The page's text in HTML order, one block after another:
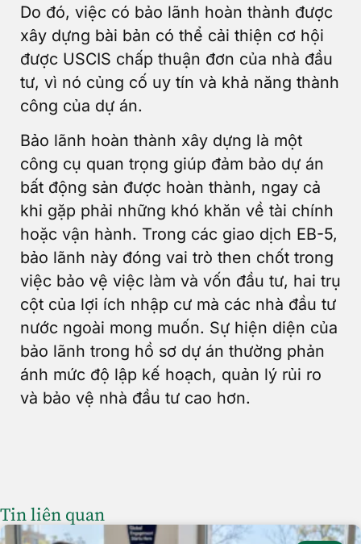
Do đó, việc có bảo lãnh hoàn thành được
xây dựng bài bản có thể cải thiện cơ hội
được USCIS chấp thuận đơn của nhà đầu
tư, vì nó củng cố uy tín và khả năng thành
công của dự án.
Bảo lãnh hoàn thành xây dựng là một
công cụ quan trọng giúp đảm bảo dự án
bất động sản được hoàn thành, ngay cả
khi gặp phải những khó khăn về tài chính
hoặc vận hành. Trong các giao dịch EB-5,
bảo lãnh này đóng vai trò then chốt trong
việc bảo vệ việc làm và vốn đầu tư, hai trụ
cột của lợi ích nhập cư mà các nhà đầu tư
nước ngoài mong muốn. Sự hiện diện của
bảo lãnh trong hồ sơ dự án thường phản
ánh mức độ lập kế hoạch, quản lý rủi ro
và bảo vệ nhà đầu tư cao hơn.
Tin liên quan